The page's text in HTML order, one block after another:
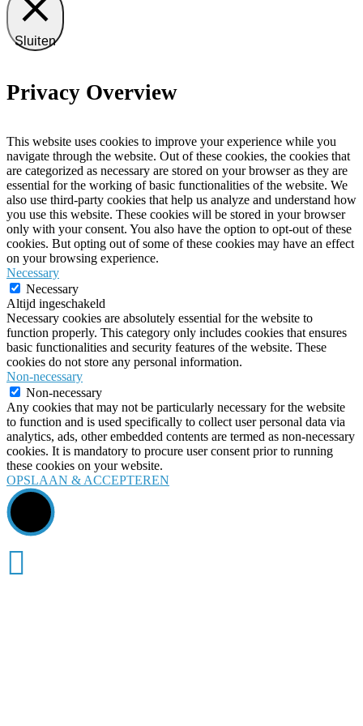
Sluiten
Privacy Overview
This website uses cookies to improve your experience while you
navigate through the website. Out of these cookies, the cookies that
are categorized as necessary are stored on your browser as they are
essential for the working of basic functionalities of the website. We
also use third-party cookies that help us analyze and understand how
you use this website. These cookies will be stored in your browser
only with your consent. You also have the option to opt-out of these
cookies. But opting out of some of these cookies may have an effect
on your browsing experience.
Necessary
Necessary
Altijd ingeschakeld
Necessary cookies are absolutely essential for the website to
function properly. This category only includes cookies that ensures
basic functionalities and security features of the website. These
cookies do not store any personal information.
Non-necessary
Non-necessary
Any cookies that may not be particularly necessary for the website
to function and is used specifically to collect user personal data via
analytics, ads, other embedded contents are termed as non-necessary
cookies. It is mandatory to procure user consent prior to running
these cookies on your website.
OPSLAAN & ACCEPTEREN